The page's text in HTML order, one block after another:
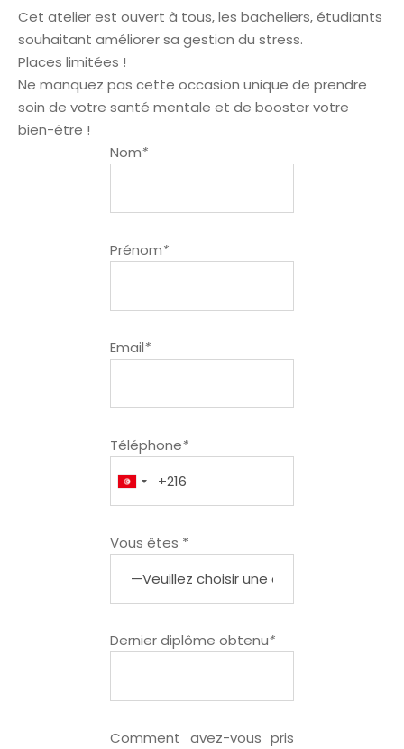
Cet atelier est ouvert à tous, les bacheliers, étudiants
souhaitant améliorer sa gestion du stress.
Places limitées !
Ne manquez pas cette occasion unique de prendre
soin de votre santé mentale et de booster votre
bien-être !
Nom*
Prénom*
Email*
Téléphone*
Vous êtes *
Dernier diplôme obtenu*
Comment avez-vous pris